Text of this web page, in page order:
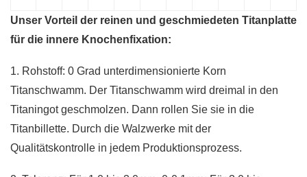
Unser Vorteil der reinen und geschmiedeten Titanplatte
für die innere Knochenfixation:
1. Rohstoff: 0 Grad unterdimensionierte Korn
Titanschwamm. Der Titanschwamm wird dreimal in den
Titaningot geschmolzen. Dann rollen Sie sie in die
Titanbillette. Durch die Walzwerke mit der
Qualitätskontrolle in jedem Produktionsprozess.